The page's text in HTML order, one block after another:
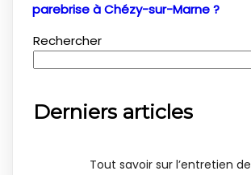
parebrise à Chézy-sur-Marne ?
Rechercher
Derniers articles
Tout savoir sur l’entretien